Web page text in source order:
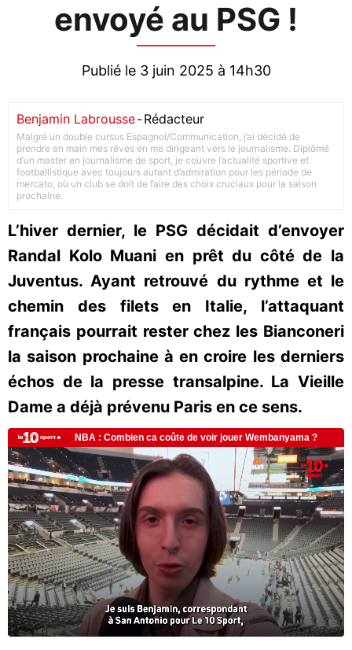
envoyé au PSG !
Publié le 3 juin 2025 à 14h30
Benjamin Labrousse-Rédacteur
Malgré un double cursus Espagnol/Communication, j’ai décidé de
prendre en main mes rêves en me dirigeant vers le journalisme. Diplômé
d’un master en journalisme de sport, je couvre l’actualité sportive et
footballistique avec toujours autant d’admiration pour les période de
mercato, où un club se doit de faire des choix cruciaux pour la saison
prochaine.
L’hiver dernier, le PSG décidait d’envoyer
Randal Kolo Muani en prêt du côté de la
Juventus. Ayant retrouvé du rythme et le
chemin des filets en Italie, l’attaquant
français pourrait rester chez les Bianconeri
la saison prochaine à en croire les derniers
échos de la presse transalpine. La Vieille
Dame a déjà prévenu Paris en ce sens.